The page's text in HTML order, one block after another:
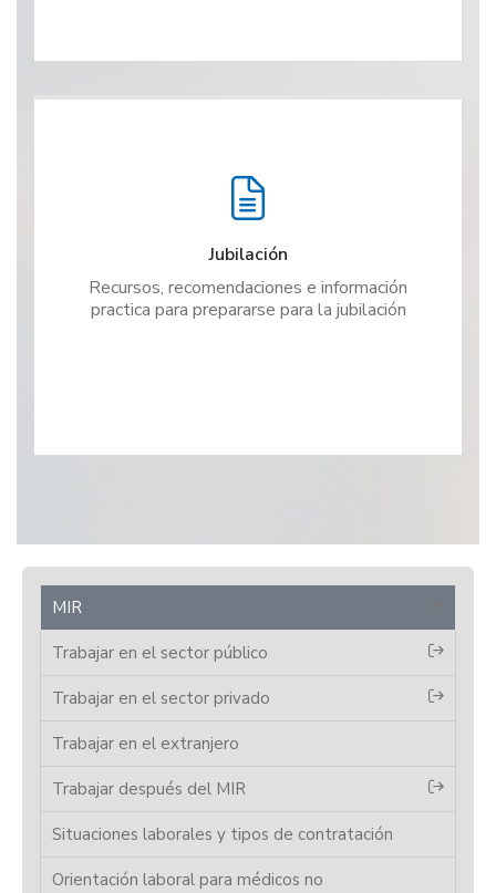
Jubilación
Recursos, recomendaciones e información
practica para prepararse para la jubilación
MIR
Trabajar en el sector público
Trabajar en el sector privado
Trabajar en el extranjero
Trabajar después del MIR
Situaciones laborales y tipos de contratación
Orientación laboral para médicos no